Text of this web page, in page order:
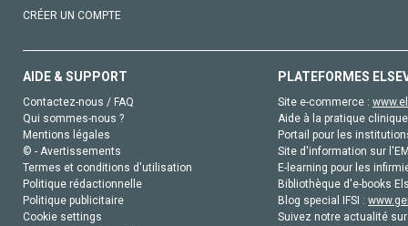
CRÉER UN COMPTE
AIDE & SUPPORT
Contactez-nous / FAQ
Qui sommes-nous ?
Mentions légales
© - Avertissements
Termes et conditions d'utilisation
Politique rédactionnelle
Politique publicitaire
Cookie settings
PLATEFORMES
Site e-commerce :
Aide à la pratique
Portail pour les
Site d'information sur
E-learning pour les
Bibliothèque d'e-books
Blog special IFSI :
Suivez notre actualité